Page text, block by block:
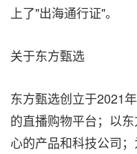
上了"出海通行证"。
关于东方甄选
东方甄选创立于2021
的直播购物平台；以
心的产品和科技公司